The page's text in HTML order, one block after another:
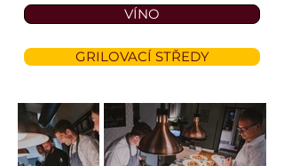
VÍNO
GRILOVACÍ STŘEDY